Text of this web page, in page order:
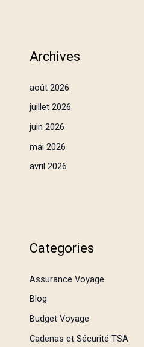
Archives
août 2026
juillet 2026
juin 2026
mai 2026
avril 2026
Categories
Assurance Voyage
Blog
Budget Voyage
Cadenas et Sécurité TSA